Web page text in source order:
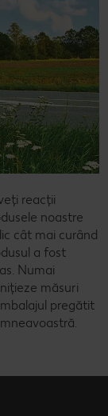
reacții
noastre
cât mai curând
a fost
Numai
măsuri
pregătit